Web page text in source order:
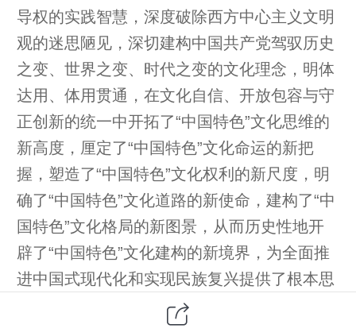
导权的实践智慧，深度破除西方中心主义文明
观的迷思陋见，深切建构中国共产党驾驭历史
之变、世界之变、时代之变的文化理念，明体
达用、体用贯通，在文化自信、开放包容与守
正创新的统一中开拓了“中国特色”文化思维的
新高度，厘定了“中国特色”文化命运的新把
握，塑造了“中国特色”文化权利的新尺度，明
确了“中国特色”文化道路的新使命，建构了“中
国特色”文化格局的新图景，从而历史性地开
辟了“中国特色”文化建构的新境界，为全面推
进中国式现代化和实现民族复兴提供了根本思